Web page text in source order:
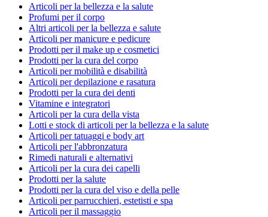
Articoli per la bellezza e la salute
Profumi per il corpo
Altri articoli per la bellezza e salute
Articoli per manicure e pedicure
Prodotti per il make up e cosmetici
Prodotti per la cura del corpo
Articoli per mobilità e disabilità
Articoli per depilazione e rasatura
Prodotti per la cura dei denti
Vitamine e integratori
Articoli per la cura della vista
Lotti e stock di articoli per la bellezza e la salute
Articoli per tatuaggi e body art
Articoli per l'abbronzatura
Rimedi naturali e alternativi
Articoli per la cura dei capelli
Prodotti per la salute
Prodotti per la cura del viso e della pelle
Articoli per parrucchieri, estetisti e spa
Articoli per il massaggio